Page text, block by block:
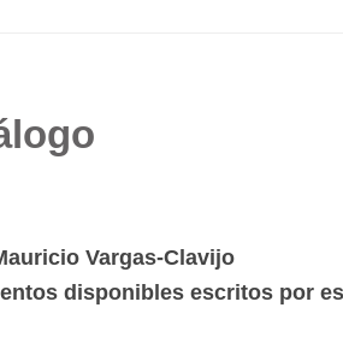
Vargas-Clavijo
disponibles escritos por